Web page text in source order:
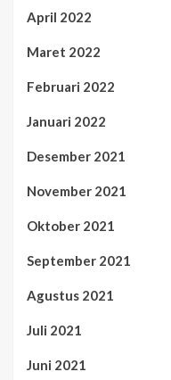
April 2022
Maret 2022
Februari 2022
Januari 2022
Desember 2021
November 2021
Oktober 2021
September 2021
Agustus 2021
Juli 2021
Juni 2021